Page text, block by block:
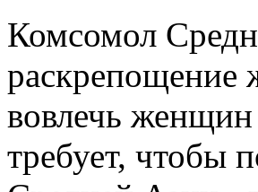
Комсомол
раскрепощение
вовлечь женщин
требует, чтобы